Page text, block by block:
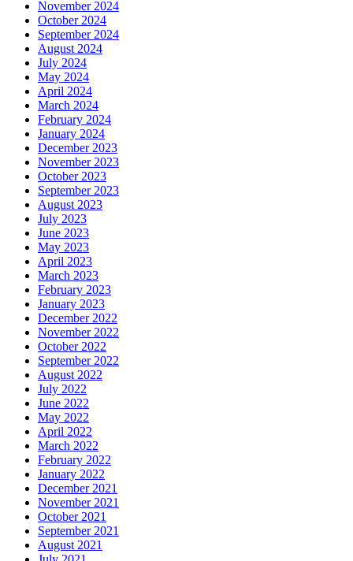
November 2024
October 2024
September 2024
August 2024
July 2024
May 2024
April 2024
March 2024
February 2024
January 2024
December 2023
November 2023
October 2023
September 2023
August 2023
July 2023
June 2023
May 2023
April 2023
March 2023
February 2023
January 2023
December 2022
November 2022
October 2022
September 2022
August 2022
July 2022
June 2022
May 2022
April 2022
March 2022
February 2022
January 2022
December 2021
November 2021
October 2021
September 2021
August 2021